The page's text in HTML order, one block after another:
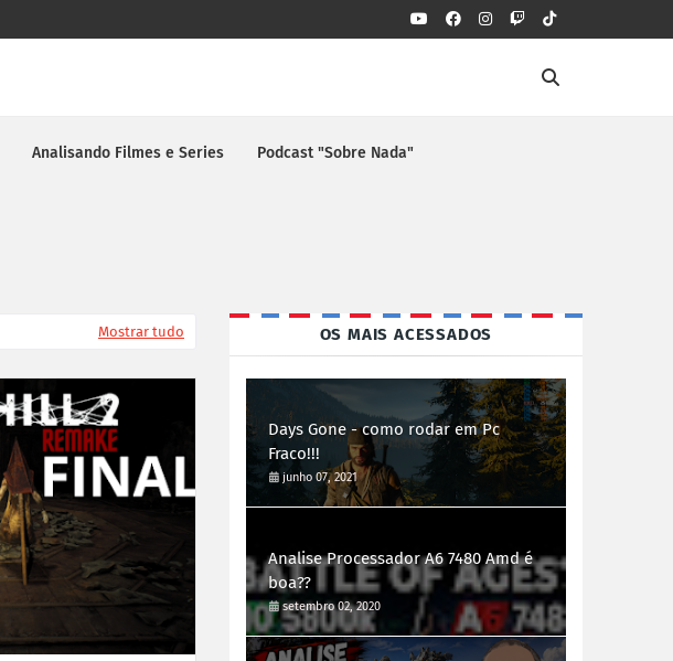
Analisando Filmes e Series Podcast "Sobre Nada"
Mostrar tudo OS MAIS ACESSADOS
Days Gone - como rodar em Pc
Fraco!!!
junho 07, 2021
Analise Processador A6 7480 Amd é
boa??
setembro 02, 2020